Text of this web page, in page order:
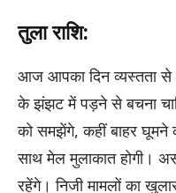
तुला राशि:
आज आपका दिन व्यस्तता से
के झंझट में पड़ने से बचना
को समझेंगे, कहीं बाहर घूमने
साथ मेल मुलाकात होगी।
रहेंगे। निजी मामलों का